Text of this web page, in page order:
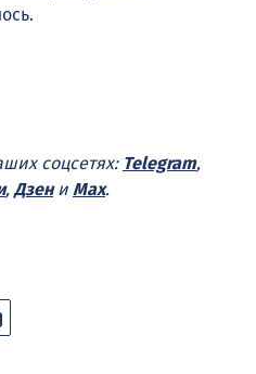
соцсетях: Telegram,
, Дзени Max.